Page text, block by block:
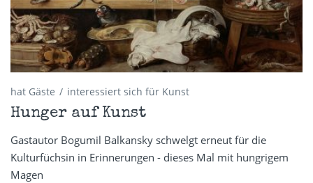
hat Gäste interessiert sich für Kunst
Hunger auf Kunst
Gastautor Bogumil Balkansky schwelgt erneut für die
Kulturfüchsin in Erinnerungen - dieses Mal mit hungrigem
Magen